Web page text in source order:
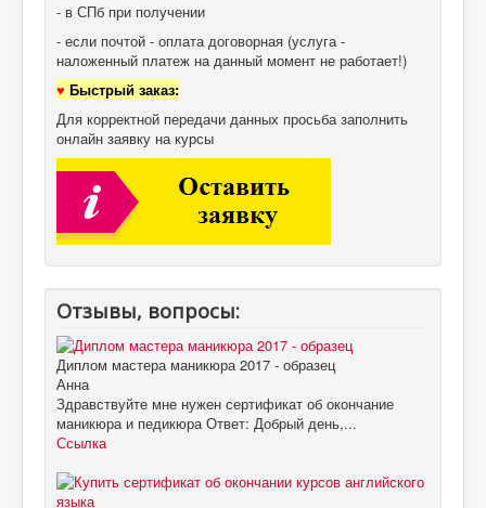
- в СПб при получении
- если почтой - оплата договорная (услуга -
наложенный платеж на данный момент не работает!)
♥ Быстрый заказ:
Для корректной передачи данных просьба заполнить
онлайн заявку на курсы
Отзывы, вопросы:
Диплом мастера маникюра 2017 - образец
Анна
Здравствуйте мне нужен сертификат об окончание
маникюра и педикюра Ответ: Добрый день,...
Ссылка